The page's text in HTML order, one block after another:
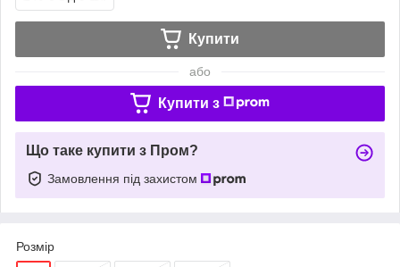
Купити
або
Купити з
Що таке купити з Пром?
Замовлення під захистом
Розмір